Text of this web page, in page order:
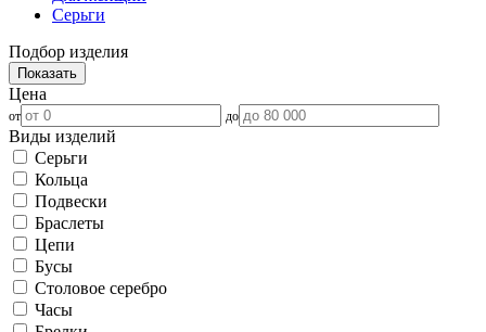
Серьги
Подбор изделия
Показать
Цена
от до
Виды изделий
Серьги
Кольца
Подвески
Браслеты
Цепи
Бусы
Столовое серебро
Часы